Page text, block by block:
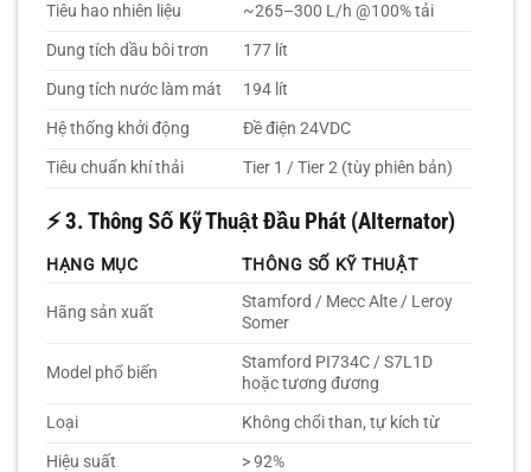
Tiêu hao nhiên liệu
~265–300 L/h @100% tải
Dung tích dầu bôi trơn
177 lít
Dung tích nước làm mát
194 lít
Hệ thống khởi động
Đề điện 24VDC
Tiêu chuẩn khí thải
Tier 1 / Tier 2 (tùy phiên bản)
⚡3. Thông Số Kỹ Thuật Đầu Phát (Alternator)
HẠNG MỤC THÔNG SỐ KỸ THUẬT
Hãng sản xuất
Stamford / Mecc Alte / Leroy
Somer
Model phổ biến
Stamford PI734C / S7L1D
hoặc tương đương
Loại
Không chổi than, tự kích từ
Hiệu suất
> 92%